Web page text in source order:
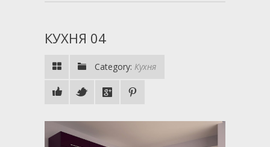
КУХНЯ 04
Category: Кухня